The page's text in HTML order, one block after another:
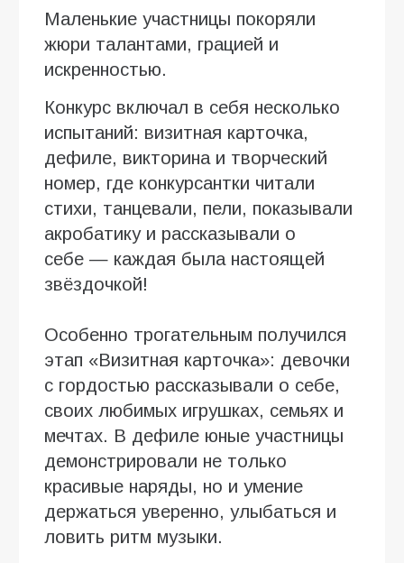
Маленькие участницы покоряли
жюри талантами, грацией и
искренностью.
Конкурс включал в себя несколько
испытаний: визитная карточка,
дефиле, викторина и творческий
номер, где конкурсантки читали
стихи, танцевали, пели, показывали
акробатику и рассказывали о
себе — каждая была настоящей
звёздочкой!
Особенно трогательным получился
этап «Визитная карточка»: девочки
с гордостью рассказывали о себе,
своих любимых игрушках, семьях и
мечтах. В дефиле юные участницы
демонстрировали не только
красивые наряды, но и умение
держаться уверенно, улыбаться и
ловить ритм музыки.